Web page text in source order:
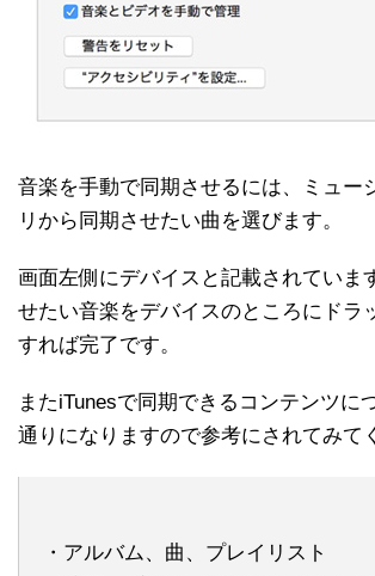
音楽を手動で同期させるには、ミュー
リから同期させたい曲を選びます。
画面左側にデバイスと記載されていま
せたい音楽をデバイスのところにドラ
すれば完了です。
またiTunesで同期できるコンテンツに
通りになりますので参考にされてみて
・アルバム、曲、プレイリスト